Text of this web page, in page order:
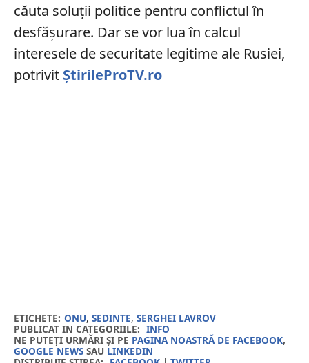
căuta soluţii politice pentru conflictul în
desfășurare. Dar se vor lua în calcul
interesele de securitate legitime ale Rusiei,
potrivit ȘtirileProTV.ro
ETICHETE: ONU, SEDINTE, SERGHEI LAVROV
PUBLICAT IN CATEGORIILE: INFO
NE PUTEȚI URMĂRI ȘI PE PAGINA NOASTRĂ DE FACEBOOK,
GOOGLE NEWSSAU LINKEDIN